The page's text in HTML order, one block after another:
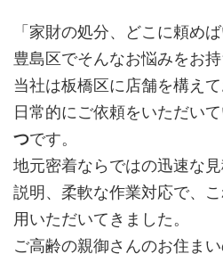
「家財の処分、どこに頼め
豊島区でそんなお悩みをお持
当社は板橋区に店舗を構え
日常的にご依頼をいただい
つです。
地元密着ならではの迅速な
説明、柔軟な作業対応で、
用いただいてきました。
ご高齢の親御さんのお住ま